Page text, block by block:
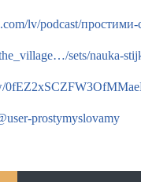
lv/podcast/
sets/nauka-
prostymyslovamy